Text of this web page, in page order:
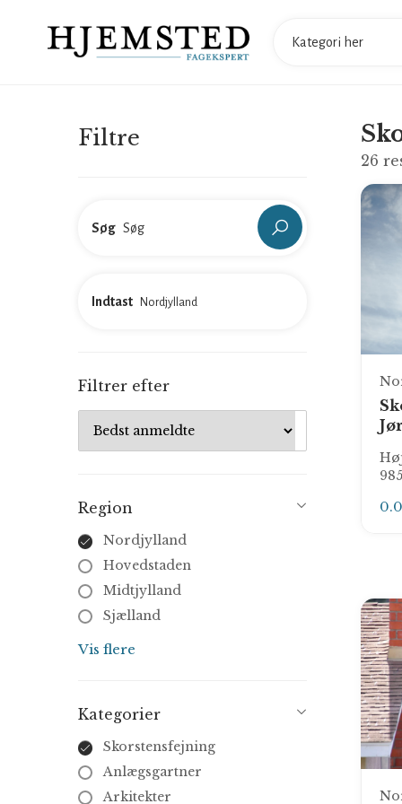
Filtre
Søg
Indtast
Filtrer efter
Region
Nordjylland
Hovedstaden
Midtjylland
Sjælland
Syddanmark
Vis flere
Kategorier
Skorstensfejning
Anlægsgartner
Arkitekter
26
0.0